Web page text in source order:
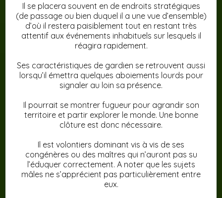
Il se placera souvent en de endroits stratégiques
(de passage ou bien duquel il a une vue d’ensemble)
d’où il restera paisiblement tout en restant très
attentif aux événements inhabituels sur lesquels il
réagira rapidement.
Ses caractéristiques de gardien se retrouvent aussi
lorsqu’il émettra quelques aboiements lourds pour
signaler au loin sa présence.
Il pourrait se montrer fugueur pour agrandir son
territoire et partir explorer le monde. Une bonne
clôture est donc nécessaire.
Il est volontiers dominant vis à vis de ses
congénères ou des maîtres qui n’auront pas su
l’éduquer correctement. A noter que les sujets
mâles ne s’apprécient pas particulièrement entre
eux.